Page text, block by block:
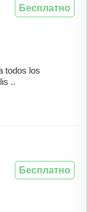
todos los
..
Бесплатно
Бесплатно